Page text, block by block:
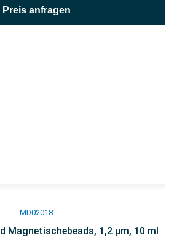
Preis anfragen
MD02018
Magnetischebeads, 1,2 µm, 10 ml